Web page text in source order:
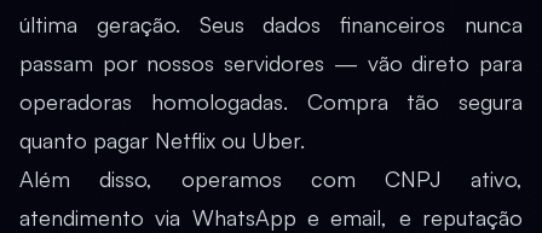
última geração. Seus dados financeiros nunca
passam por nossos servidores — vão direto para
operadoras homologadas. Compra tão segura
quanto pagar Netflix ou Uber.
Além disso, operamos com CNPJ ativo,
atendimento via WhatsApp e email, e reputação